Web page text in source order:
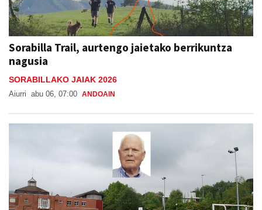
Sorabilla Trail, aurtengo jaietako berrikuntza
nagusia
SORABILLAKO JAIAK 2026
Aiurri abu 06, 07:00 ANDOAIN